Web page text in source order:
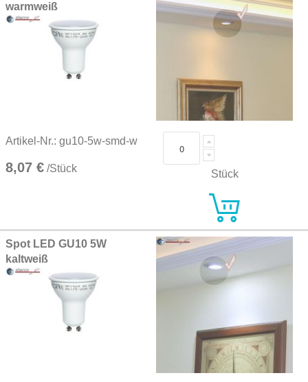
warmweiß
Artikel-Nr.: gu10-5w-smd-w
8,07 € /Stück Stück
Spot LED GU10 5W
kaltweiß